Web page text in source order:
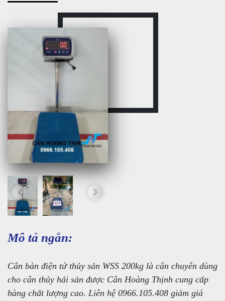
Mô tả ngắn:
Cân bàn điện tử thủy sản WSS 200kg là cân chuyên dùng
cho cân thủy hải sản được Cân Hoàng Thịnh cung cấp
hàng chất lượng cao. Liên hệ 0966.105.408 giảm giá